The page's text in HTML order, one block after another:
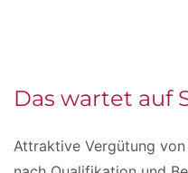
Das wartet auf
Attraktive Vergütung